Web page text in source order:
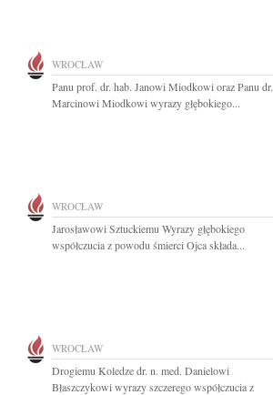
WROCŁAW
Panu prof. dr. hab. Janowi Miodkowi oraz Panu dr.
Marcinowi Miodkowi wyrazy głębokiego...
WROCŁAW
Jarosławowi Sztuckiemu Wyrazy głębokiego
współczucia z powodu śmierci Ojca składa...
WROCŁAW
Drogiemu Koledze dr. n. med. Danielowi
Błaszczykowi wyrazy szczerego współczucia z